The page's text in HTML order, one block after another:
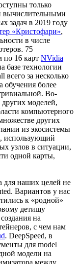
только
вычислительными
задач в 2019 году
«Кристофари»,
в числе
75
по 16 карт NVidia
базе технологии
всего за несколько
обучения более
Во-
моделей,
компьютерного
других
из экосистемы
использующий
узлов в ситуации,
одной карты,
для наших целей не
Вариантов у нас
к «родной»
детищу
на
с чем нам
. DeepSpeed, в
для model
модели на